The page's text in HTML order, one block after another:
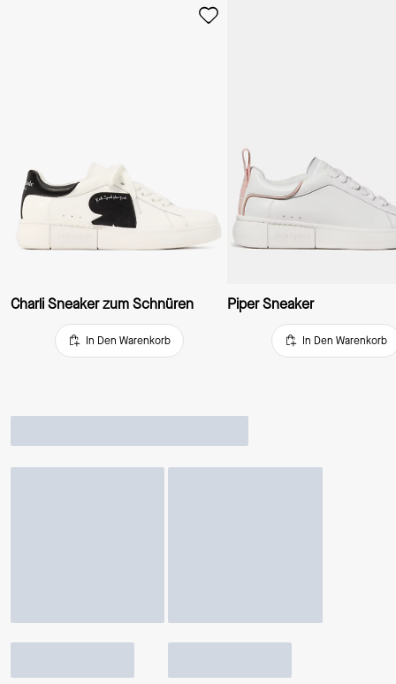
Charli Sneaker zum Schnüren
In Den Warenkorb
Piper Sneaker
In Den Warenkorb